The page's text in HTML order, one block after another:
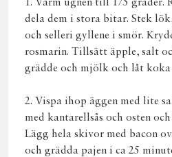
1. Värm ugnen till 175 grader.
dela dem i stora bitar. Stek
och selleri gyllene i smör.
rosmarin. Tillsätt äpple, salt
grädde och mjölk och låt
2. Vispa ihop äggen med lite
med kantarellsås och osten
Lägg hela skivor med bacon
och grädda pajen i ca 25